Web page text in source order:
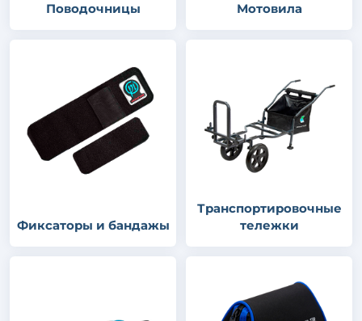
Поводочницы Мотовила
Фиксаторы и бандажы
Транспортировочные
тележки